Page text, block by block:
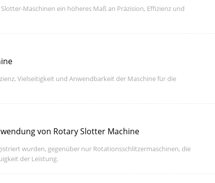
Maschinen ein höheres Maß an Präzision, Effizienz und
Vielseitigkeit und Anwendbarkeit der Maschine für die
von Rotary Slotter Machine
wurden, gegenüber nur Rotationsschlitzermaschinen, die
der Leistung.